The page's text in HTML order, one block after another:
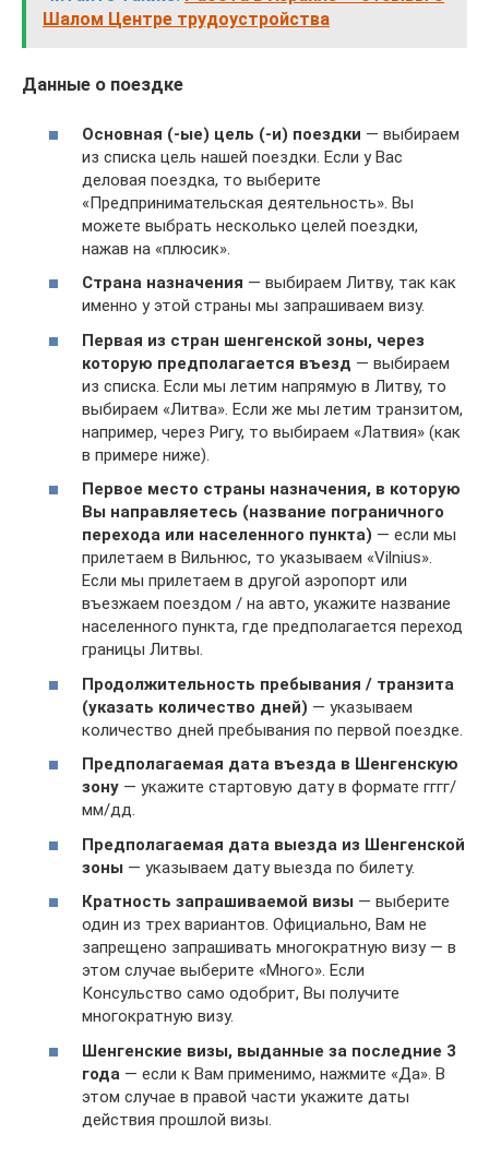
Шалом Центре трудоустройства
Данные о поездке
Основная (-ые) цель (-и) поездки — выбираем
из списка цель нашей поездки. Если у Вас
деловая поездка, то выберите
«Предпринимательская деятельность». Вы
можете выбрать несколько целей поездки,
нажав на «плюсик».
Страна назначения — выбираем Литву, так как
именно у этой страны мы запрашиваем визу.
Первая из стран шенгенской зоны, через
которую предполагается въезд — выбираем
из списка. Если мы летим напрямую в Литву, то
выбираем «Литва». Если же мы летим транзитом,
например, через Ригу, то выбираем «Латвия» (как
в примере ниже).
Первое место страны назначения, в которую
Вы направляетесь (название пограничного
перехода или населенного пункта) — если мы
прилетаем в Вильнюс, то указываем «Vilnius».
Если мы прилетаем в другой аэропорт или
въезжаем поездом / на авто, укажите название
населенного пункта, где предполагается переход
границы Литвы.
Продолжительность пребывания / транзита
(указать количество дней) — указываем
количество дней пребывания по первой поездке.
Предполагаемая дата въезда в Шенгенскую
зону — укажите стартовую дату в формате гггг/
мм/дд.
Предполагаемая дата выезда из Шенгенской
зоны — указываем дату выезда по билету.
Кратность запрашиваемой визы — выберите
один из трех вариантов. Официально, Вам не
запрещено запрашивать многократную визу — в
этом случае выберите «Много». Если
Консульство само одобрит, Вы получите
многократную визу.
Шенгенские визы, выданные за последние 3
года — если к Вам применимо, нажмите «Да». В
этом случае в правой части укажите даты
действия прошлой визы.